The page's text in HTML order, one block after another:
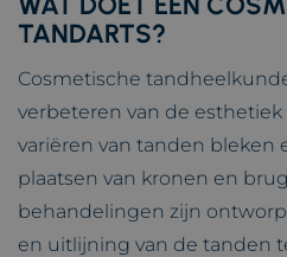
TANDARTS?
Cosmetische
verbeteren van de
variëren van tanden bleken
plaatsen van kronen en
behandelingen zijn
en uitlijning van de tanden